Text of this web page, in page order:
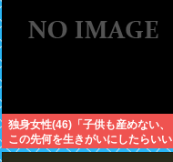
独身女性(46)「子供も産めない、
この先何を生きがいにしたらいい
の？」